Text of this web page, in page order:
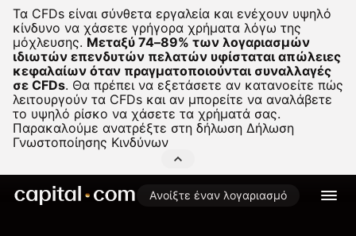
Τα CFDs είναι σύνθετα εργαλεία και ενέχουν υψηλό
κίνδυνο να χάσετε γρήγορα χρήματα λόγω της
μόχλευσης. Μεταξύ 74–89% των λογαριασμών
ιδιωτών επενδυτών πελατών υφίσταται απώλειες
κεφαλαίων όταν πραγματοποιούνται συναλλαγές
σε CFDs. Θα πρέπει να εξετάσετε αν κατανοείτε πώς
λειτουργούν τα CFDs και αν μπορείτε να αναλάβετε
το υψηλό ρίσκο να χάσετε τα χρήματά σας.
Παρακαλούμε ανατρέξτε στη δήλωση Δήλωση
Γνωστοποίησης Κινδύνων
Ανοίξτε έναν λογαριασμό